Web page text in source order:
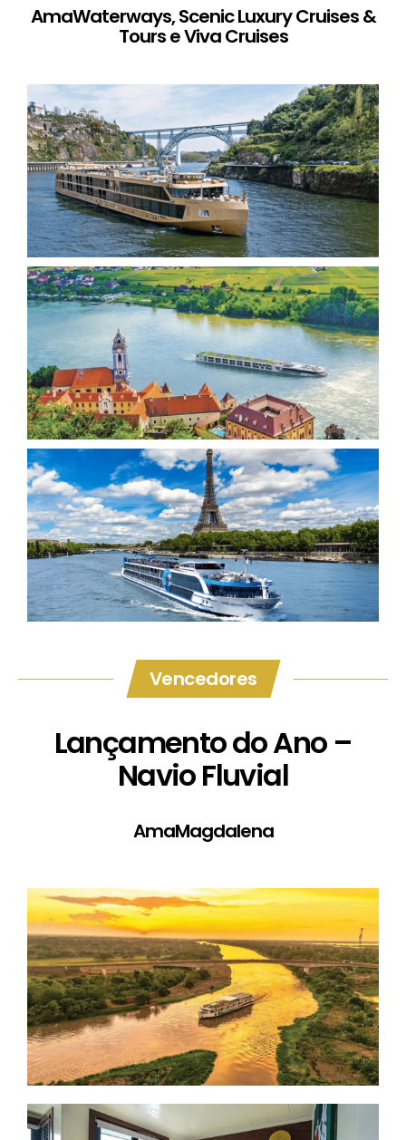
AmaWaterways, Scenic Luxury Cruises &
Tours e Viva Cruises
Vencedores
Lançamento do Ano –
Navio Fluvial
AmaMagdalena